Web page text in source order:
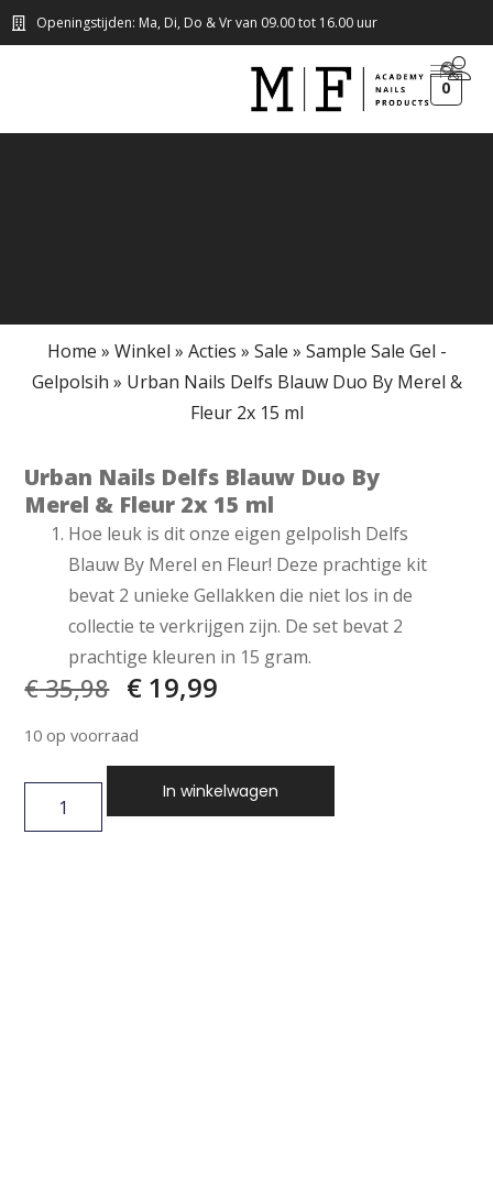
Openingstijden: Ma, Di, Do & Vr van 09.00 tot 16.00 uur
0
Home » Winkel » Acties » Sale » Sample Sale Gel -
Gelpolsih » Urban Nails Delfs Blauw Duo By Merel &
Fleur 2x 15 ml
Urban Nails Delfs Blauw Duo By
Merel & Fleur 2x 15 ml
Hoe leuk is dit onze eigen gelpolish Delfs
Blauw By Merel en Fleur! Deze prachtige kit
bevat 2 unieke Gellakken die niet los in de
collectie te verkrijgen zijn. De set bevat 2
prachtige kleuren in 15 gram.
€35,98 € 19,99
10 op voorraad
In winkelwagen